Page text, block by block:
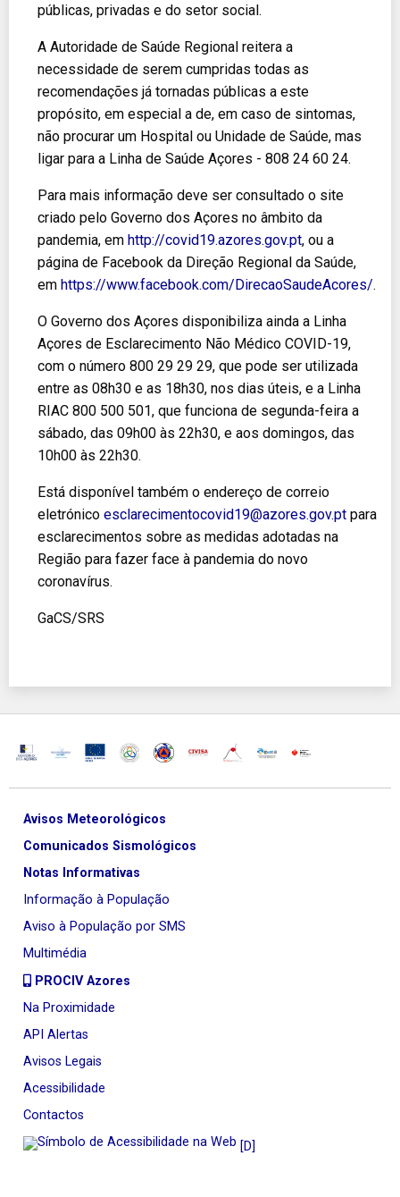
públicas, privadas e do setor social.
A Autoridade de Saúde Regional reitera a
necessidade de serem cumpridas todas as
recomendações já tornadas públicas a este
propósito, em especial a de, em caso de sintomas,
não procurar um Hospital ou Unidade de Saúde, mas
ligar para a Linha de Saúde Açores - 808 24 60 24.
Para mais informação deve ser consultado o site
criado pelo Governo dos Açores no âmbito da
pandemia, em http://covid19.azores.gov.pt, ou a
página de Facebook da Direção Regional da Saúde,
em https://www.facebook.com/DirecaoSaudeAcores/.
O Governo dos Açores disponibiliza ainda a Linha
Açores de Esclarecimento Não Médico COVID-19,
com o número 800 29 29 29, que pode ser utilizada
entre as 08h30 e as 18h30, nos dias úteis, e a Linha
RIAC 800 500 501, que funciona de segunda-feira a
sábado, das 09h00 às 22h30, e aos domingos, das
10h00 às 22h30.
Está disponível também o endereço de correio
eletrónico esclarecimentocovid19@azores.gov.pt para
esclarecimentos sobre as medidas adotadas na
Região para fazer face à pandemia do novo
coronavírus.
GaCS/SRS
Avisos Meteorológicos
Comunicados Sismológicos
Notas Informativas
Informação à População
Aviso à População por SMS
Multimédia
PROCIV Azores
Na Proximidade
API Alertas
Avisos Legais
Acessibilidade
Contactos
[D]